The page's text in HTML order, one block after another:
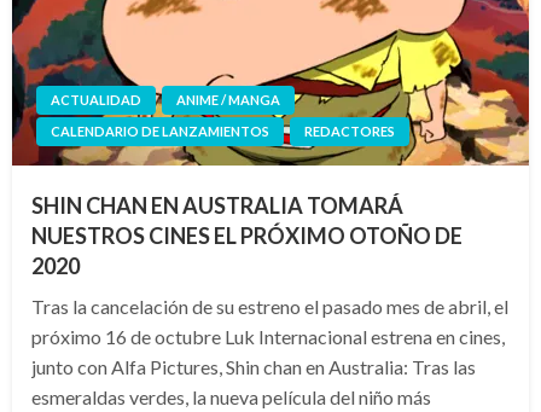
ACTUALIDAD
ANIME / MANGA
CALENDARIO DE LANZAMIENTOS
REDACTORES
SHIN CHAN EN AUSTRALIA TOMARÁ
NUESTROS CINES EL PRÓXIMO OTOÑO DE
2020
Tras la cancelación de su estreno el pasado mes de abril, el
próximo 16 de octubre Luk Internacional estrena en cines,
junto con Alfa Pictures, Shin chan en Australia: Tras las
esmeraldas verdes, la nueva película del niño más